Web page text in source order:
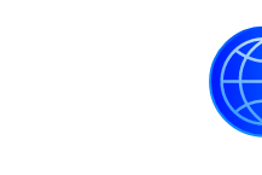
Обладатели Premium-
играть на пять дней